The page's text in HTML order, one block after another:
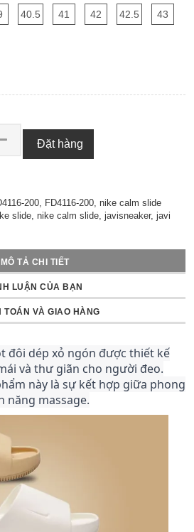
40.5 41 42 42.5 43
Đặt hàng
200, FD4116-200, nike calm slide
slide, nike calm slide, javisneaker, javi
MÔ TẢ CHI TIẾT
LUẬN CỦA BẠN
TOÁN VÀ GIAO HÀNG
đôi dép xỏ ngón được thiết kế
và thư giãn cho người đeo.
này là sự kết hợp giữa phong
năng massage.